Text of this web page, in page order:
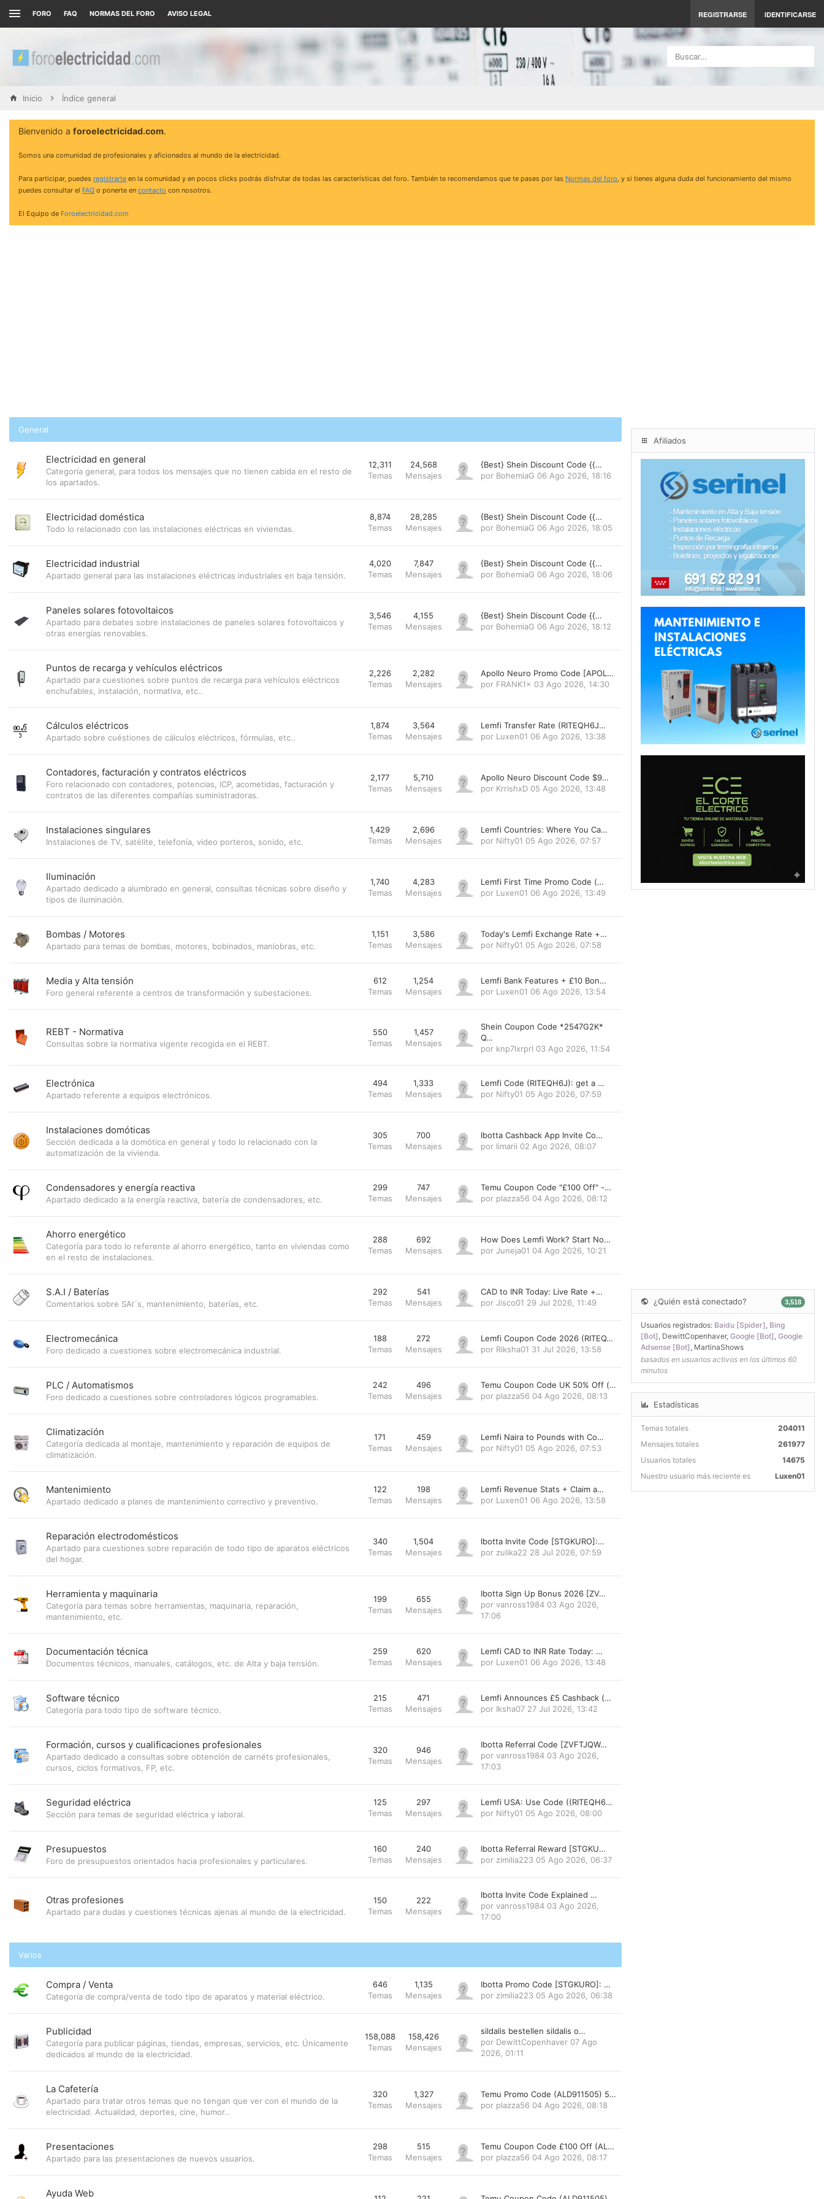
FORO FAQ NORMAS DEL FORO AVISO LEGAL REGISTRARSE IDENTIFICARSE
Buscar…
Inicio Índice general
Bienvenido a foroelectricidad.com.
Somos una comunidad de profesionales y aficionados al mundo de la electricidad.
Para participar, puedes registrarte en la comunidad y en pocos clicks podrás disfrutar de todas las características del foro. También te recomendamos que te pases por las Normas del foro, y si tienes alguna duda del funcionamiento del mismo
puedes consultar el FAQ o ponerte en contacto con nosotros.
El Equipo de Foroelectricidad.com
General
Electricidad en general
Categoría general, para todos los mensajes que no tienen cabida en el resto de
los apartados.
12,311
Temas
24,568
Mensajes
{Best} Shein Discount Code {{…
por BohemiaG 06 Ago 2026, 18:16
Electricidad doméstica
Todo lo relacionado con las instalaciones eléctricas en viviendas.
8,874
Temas
28,285
Mensajes
{Best} Shein Discount Code {{…
por BohemiaG 06 Ago 2026, 18:05
Electricidad industrial
Apartado general para las instalaciones eléctricas industriales en baja tensión.
4,020
Temas
7,847
Mensajes
{Best} Shein Discount Code {{…
por BohemiaG 06 Ago 2026, 18:06
Paneles solares fotovoltaicos
Apartado para debates sobre instalaciones de paneles solares fotovoltaicos y
otras energías renovables.
3,546
Temas
4,155
Mensajes
{Best} Shein Discount Code {{…
por BohemiaG 06 Ago 2026, 18:12
Puntos de recarga y vehículos eléctricos
Apartado para cuestiones sobre puntos de recarga para vehículos eléctricos
enchufables, instalación, normativa, etc..
2,226
Temas
2,282
Mensajes
Apollo Neuro Promo Code [APOL…
por FRANK1x 03 Ago 2026, 14:30
Cálculos eléctricos
Apartado sobre cuéstiones de cálculos eléctricos, fórmulas, etc..
1,874
Temas
3,564
Mensajes
Lemfi Transfer Rate (RITEQH6J…
por Luxen01 06 Ago 2026, 13:38
Contadores, facturación y contratos eléctricos
Foro relacionado con contadores, potencias, ICP, acometidas, facturación y
contratos de las diferentes compañías suministradoras.
2,177
Temas
5,710
Mensajes
Apollo Neuro Discount Code $9…
por KrrishxD 05 Ago 2026, 13:48
Instalaciones singulares
Instalaciones de TV, satélite, telefonía, video porteros, sonido, etc.
1,429
Temas
2,696
Mensajes
Lemfi Countries: Where You Ca…
por Nifty01 05 Ago 2026, 07:57
Iluminación
Apartado dedicado a alumbrado en general, consultas técnicas sobre diseño y
tipos de iluminación.
1,740
Temas
4,283
Mensajes
Lemfi First Time Promo Code (…
por Luxen01 06 Ago 2026, 13:49
Bombas / Motores
Apartado para temas de bombas, motores, bobinados, maniobras, etc.
1,151
Temas
3,586
Mensajes
Today's Lemfi Exchange Rate +…
por Nifty01 05 Ago 2026, 07:58
Media y Alta tensión
Foro general referente a centros de transformación y subestaciones.
612
Temas
1,254
Mensajes
Lemfi Bank Features + £10 Bon…
por Luxen01 06 Ago 2026, 13:54
REBT - Normativa
Consultas sobre la normativa vigente recogida en el REBT.
550
Temas
1,457
Mensajes
Shein Coupon Code *2547G2K*
Q…
por knp7lxrprl 03 Ago 2026, 11:54
Electrónica
Apartado referente a equipos electrónicos.
494
Temas
1,333
Mensajes
Lemfi Code (RITEQH6J): get a …
por Nifty01 05 Ago 2026, 07:59
Instalaciones domóticas
Sección dedicada a la domótica en general y todo lo relacionado con la
automatización de la vivienda.
305
Temas
700
Mensajes
Ibotta Cashback App Invite Co…
por limarii 02 Ago 2026, 08:07
Condensadores y energía reactiva
Apartado dedicado a la energía reactiva, batería de condensadores, etc.
299
Temas
747
Mensajes
Temu Coupon Code "£100 Off" -…
por plazza56 04 Ago 2026, 08:12
Ahorro energético
Categoría para todo lo referente al ahorro energético, tanto en viviendas como
en el resto de instalaciones.
288
Temas
692
Mensajes
How Does Lemfi Work? Start No…
por Juneja01 04 Ago 2026, 10:21
S.A.I / Baterías
Comentarios sobre SAI´s, mantenimiento, baterías, etc.
292
Temas
541
Mensajes
CAD to INR Today: Live Rate +…
por Jisco01 29 Jul 2026, 11:49
Electromecánica
Foro dedicado a cuestiones sobre electromecánica industrial.
188
Temas
272
Mensajes
Lemfi Coupon Code 2026 (RITEQ…
por Riksha01 31 Jul 2026, 13:58
PLC / Automatismos
Foro dedicado a cuestiones sobre controladores lógicos programables.
242
Temas
496
Mensajes
Temu Coupon Code UK 50% Off (…
por plazza56 04 Ago 2026, 08:13
Climatización
Categoría dedicada al montaje, mantenimiento y reparación de equipos de
climatización.
171
Temas
459
Mensajes
Lemfi Naira to Pounds with Co…
por Nifty01 05 Ago 2026, 07:53
Mantenimiento
Apartado dedicado a planes de mantenimiento correctivo y preventivo.
122
Temas
198
Mensajes
Lemfi Revenue Stats + Claim a…
por Luxen01 06 Ago 2026, 13:58
Reparación electrodomésticos
Apartado para cuestiones sobre reparación de todo tipo de aparatos eléctricos
del hogar.
340
Temas
1,504
Mensajes
Ibotta Invite Code [STGKURO]:…
por zulika22 28 Jul 2026, 07:59
Herramienta y maquinaria
Categoría para temas sobre herramientas, maquinaria, reparación,
mantenimiento, etc.
199
Temas
655
Mensajes
Ibotta Sign Up Bonus 2026 [ZV…
por vanross1984 03 Ago 2026,
17:06
Documentación técnica
Documentos técnicos, manuales, catálogos, etc. de Alta y baja tensión.
259
Temas
620
Mensajes
Lemfi CAD to INR Rate Today: …
por Luxen01 06 Ago 2026, 13:48
Software técnico
Categoría para todo tipo de software técnico.
215
Temas
471
Mensajes
Lemfi Announces £5 Cashback (…
por Iksha07 27 Jul 2026, 13:42
Formación, cursos y cualificaciones profesionales
Apartado dedicado a consultas sobre obtención de carnéts profesionales,
cursos, ciclos formativos, FP, etc.
320
Temas
946
Mensajes
Ibotta Referral Code [ZVFTJQW…
por vanross1984 03 Ago 2026,
17:03
Seguridad eléctrica
Sección para temas de seguridad eléctrica y laboral.
125
Temas
297
Mensajes
Lemfi USA: Use Code ((RITEQH6…
por Nifty01 05 Ago 2026, 08:00
Presupuestos
Foro de presupuestos orientados hacia profesionales y particulares.
160
Temas
240
Mensajes
Ibotta Referral Reward [STGKU…
por zimilia223 05 Ago 2026, 06:37
Otras profesiones
Apartado para dudas y cuestiones técnicas ajenas al mundo de la electricidad.
150
Temas
222
Mensajes
Ibotta Invite Code Explained …
por vanross1984 03 Ago 2026,
17:00
Varios
Compra / Venta
Categoría de compra/venta de todo tipo de aparatos y material eléctrico.
646
Temas
1,135
Mensajes
Ibotta Promo Code [STGKURO]: …
por zimilia223 05 Ago 2026, 06:38
Publicidad
Categoría para publicar páginas, tiendas, empresas, servicios, etc. Únicamente
dedicados al mundo de la electricidad.
158,088
Temas
158,426
Mensajes
sildalis bestellen sildalis o…
por DewittCopenhaver 07 Ago
2026, 01:11
La Cafetería
Apartado para tratar otros temas que no tengan que ver con el mundo de la
electricidad. Actualidad, deportes, cine, humor..
320
Temas
1,327
Mensajes
Temu Promo Code (ALD911505) 5…
por plazza56 04 Ago 2026, 08:18
Presentaciones
Apartado para las presentaciones de nuevos usuarios.
298
Temas
515
Mensajes
Temu Coupon Code £100 Off (AL…
por plazza56 04 Ago 2026, 08:17
Ayuda Web
Afiliados
¿Quién está conectado? 3,518
Usuarios registrados: Baidu [Spider] Bing
[Bot] DewittCopenhaver, Google [Bot] Google
Adsense [Bot] MartinaShows
basados en usuarios activos en los últimos 60
minutos
Estadísticas
Temas totales
204011
Mensajes totales
261977
Usuarios totales
14675
Nuestro usuario más reciente es
Luxen01